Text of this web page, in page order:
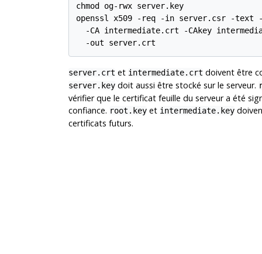
chmod og-rwx server.key
openssl x509 -req -in server.csr -text
-CA intermediate.crt -CAkey
server.crt et intermediate.crt doivent être
server.keydoit aussi être stocké sur le serveur.
vérifier que le certificat feuille du serveur a été
confiance. root.keyet intermediate.key
certificats futurs.